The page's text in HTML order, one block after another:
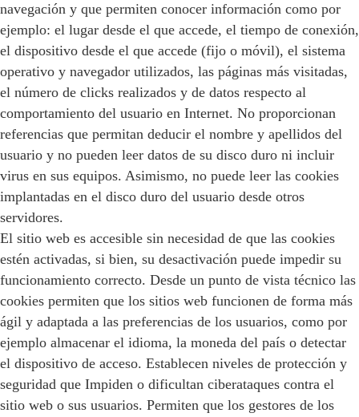
navegación y que permiten conocer información como por
ejemplo: el lugar desde el que accede, el tiempo de conexión,
el dispositivo desde el que accede (fijo o móvil), el sistema
operativo y navegador utilizados, las páginas más visitadas,
el número de clicks realizados y de datos respecto al
comportamiento del usuario en Internet. No proporcionan
referencias que permitan deducir el nombre y apellidos del
usuario y no pueden leer datos de su disco duro ni incluir
virus en sus equipos. Asimismo, no puede leer las cookies
implantadas en el disco duro del usuario desde otros
servidores.
El sitio web es accesible sin necesidad de que las cookies
estén activadas, si bien, su desactivación puede impedir su
funcionamiento correcto. Desde un punto de vista técnico las
cookies permiten que los sitios web funcionen de forma más
ágil y adaptada a las preferencias de los usuarios, como por
ejemplo almacenar el idioma, la moneda del país o detectar
el dispositivo de acceso. Establecen niveles de protección y
seguridad que Impiden o dificultan ciberataques contra el
sitio web o sus usuarios. Permiten que los gestores de los